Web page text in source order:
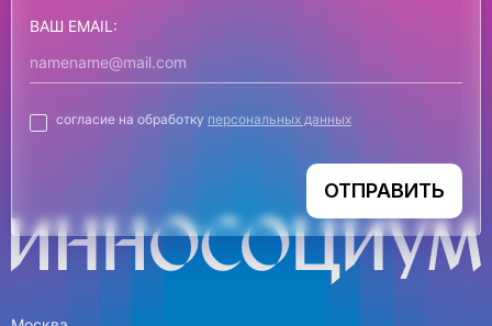
ВАШ EMAIL:
согласие на обработку персональных данных
ОТПРАВИТЬ